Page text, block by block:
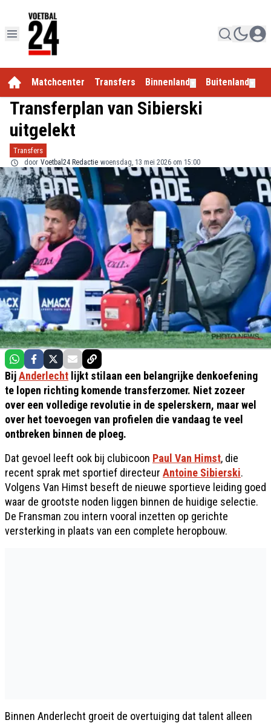
Matchcenter Transfers Binnenland Buitenland
Transferplan van Sibierski
uitgelekt
Transfers
door Voetbal24 Redactie woensdag, 13 mei 2026 om 15:00
BijAnderlecht lijkt stilaan een belangrijke denkoefening
te lopen richting komende transferzomer. Niet zozeer
over een volledige revolutie in de spelerskern, maar wel
over het toevoegen van profielen die vandaag te veel
ontbreken binnen de ploeg.
Dat gevoel leeft ook bij clubicoon Paul Van Himst, die
recent sprak met sportief directeur Antoine Sibierski.
Volgens Van Himst beseft de nieuwe sportieve leiding goed
waar de grootste noden liggen binnen de huidige selectie.
De Fransman zou intern vooral inzetten op gerichte
versterking in plaats van een complete heropbouw.
Binnen Anderlecht groeit de overtuiging dat talent alleen